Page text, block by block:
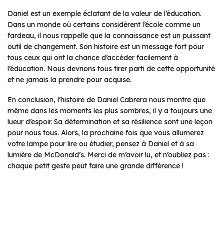
Daniel est un exemple éclatant de la valeur de l’éducation.
Dans un monde où certains considèrent l’école comme un
fardeau, il nous rappelle que la connaissance est un puissant
outil de changement. Son histoire est un message fort pour
tous ceux qui ont la chance d’accéder facilement à
l’éducation. Nous devrions tous tirer parti de cette opportunité
et ne jamais la prendre pour acquise.
En conclusion, l’histoire de Daniel Cabrera nous montre que
même dans les moments les plus sombres, il y a toujours une
lueur d’espoir. Sa détermination et sa résilience sont une leçon
pour nous tous. Alors, la prochaine fois que vous allumerez
votre lampe pour lire ou étudier, pensez à Daniel et à sa
lumière de McDonald’s. Merci de m’avoir lu, et n’oubliez pas :
chaque petit geste peut faire une grande différence !